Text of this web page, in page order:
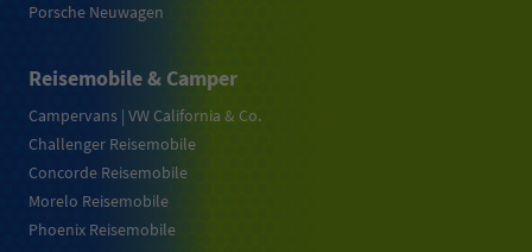
Porsche Neuwagen
Reisemobile & Camper
Campervans | VW California & Co.
Challenger Reisemobile
Concorde Reisemobile
Morelo Reisemobile
Phoenix Reisemobile